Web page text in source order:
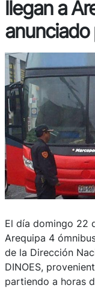
llegan a
anunciado
El día domingo 22
Arequipa 4
de la Dirección
DINOES,
partiendo a horas